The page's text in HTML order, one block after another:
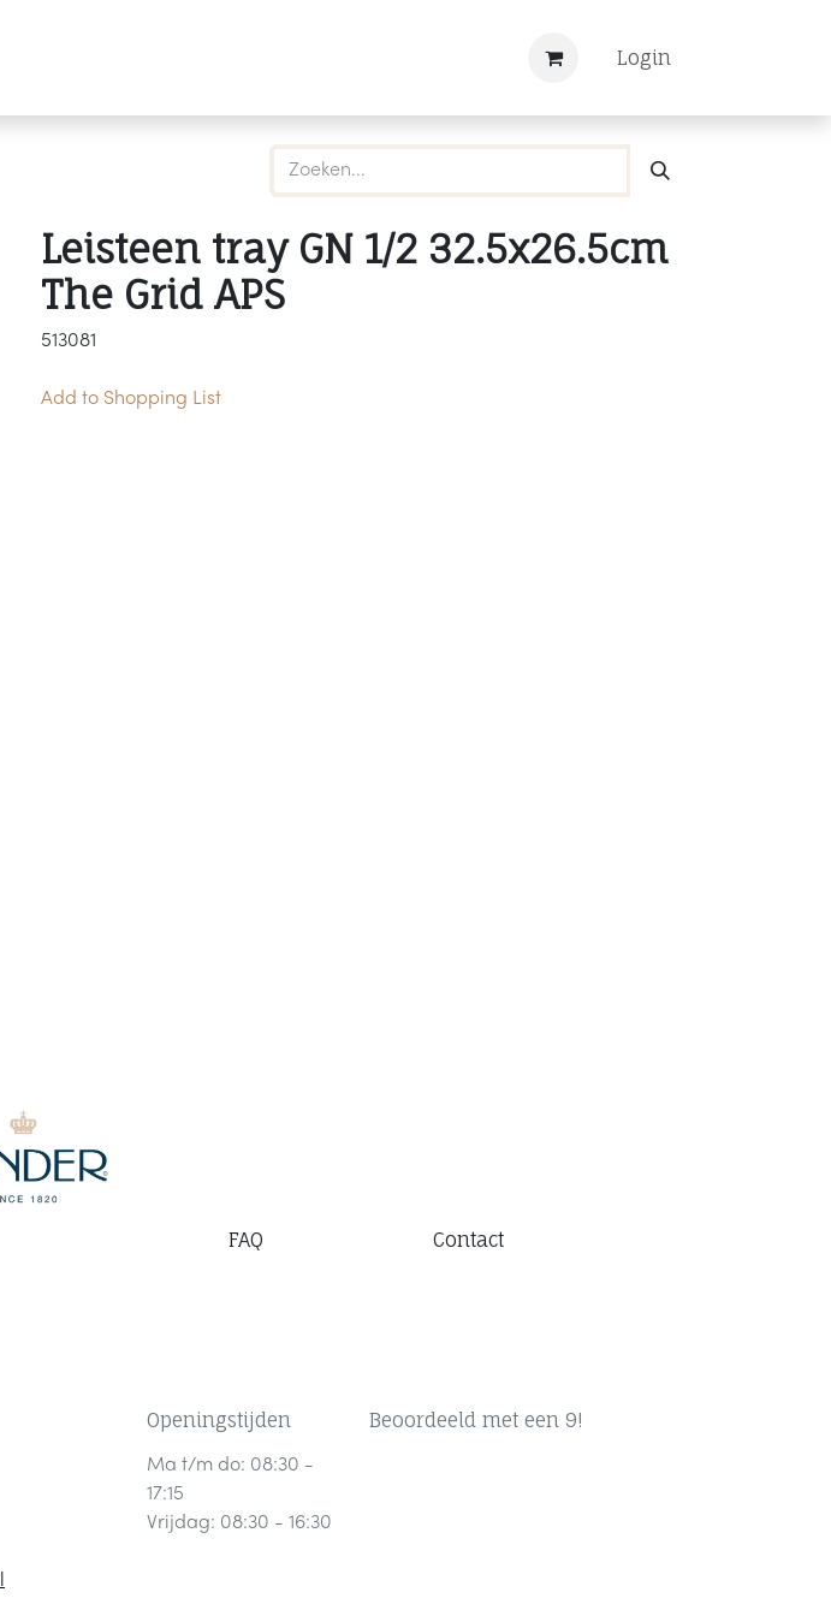
Login
Leisteen tray GN 1/2 32.5x26.5cm
The Grid APS
513081
Add to Shopping List
Openingstijden
Ma t/m do: 08:30 -
17:15
Vrijdag: 08:30 - 16:30
Beoordeeld met een 9!
Contact
FAQ